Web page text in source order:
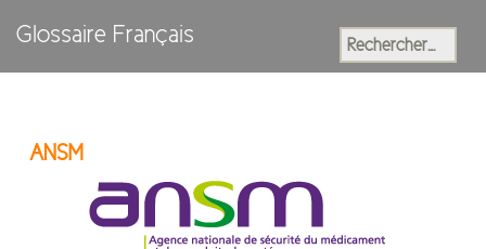
Glossaire Français Rechercher :
ANSM